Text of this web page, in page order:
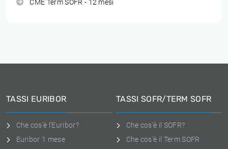
CME Term SOFR - 12 mesi
TASSI EURIBOR
Che cos'è l'Euribor?
Euribor 1 mese
TASSI SOFR/TERM SOFR
Che cos'è il SOFR?
Che cos'è il Term SOFR